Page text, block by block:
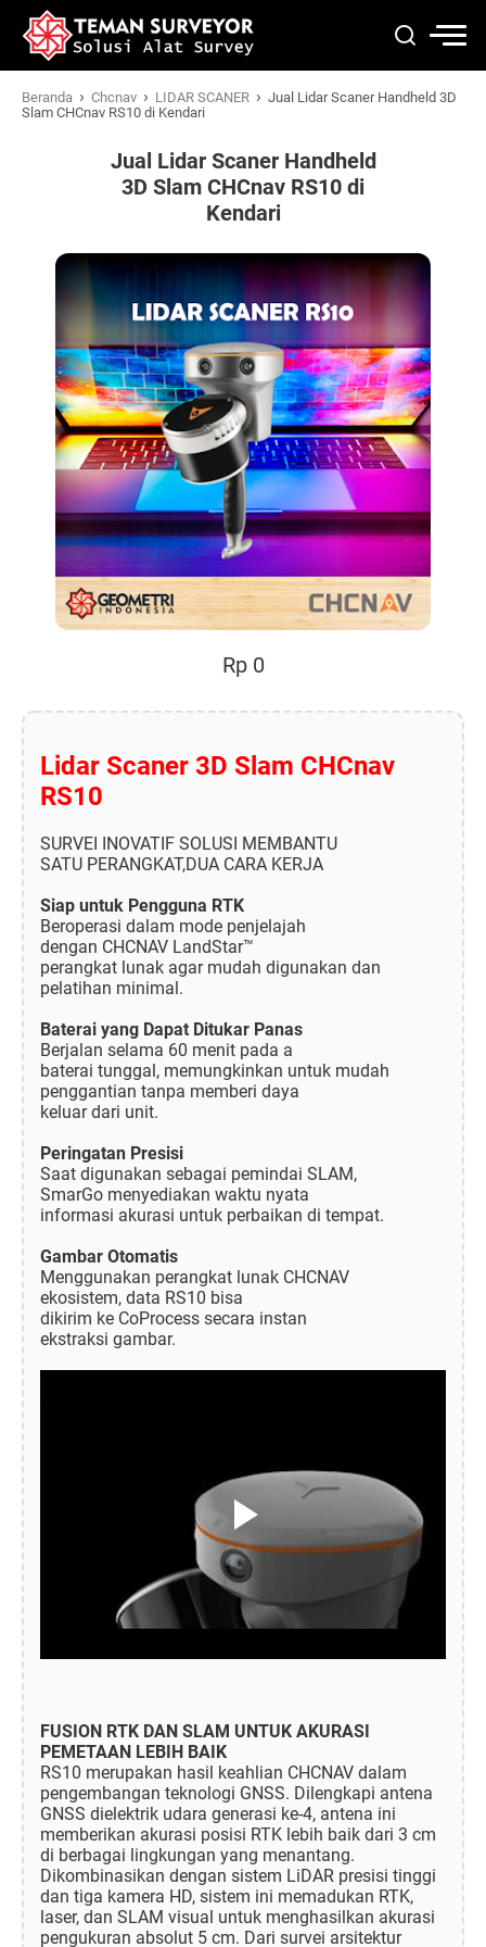
Beranda › Chcnav › LIDAR SCANER › Jual Lidar Scaner Handheld 3D
Slam CHCnav RS10 di Kendari
Jual Lidar Scaner Handheld
3D Slam CHCnav RS10 di
Kendari
Rp 0
Lidar Scaner 3D Slam CHCnav
RS10
SURVEI INOVATIF SOLUSI MEMBANTU
SATU PERANGKAT,DUA CARA KERJA
Siap untuk Pengguna RTK
Beroperasi dalam mode penjelajah
dengan CHCNAV LandStar™
perangkat lunak agar mudah digunakan dan
pelatihan minimal.
Baterai yang Dapat Ditukar Panas
Berjalan selama 60 menit pada a
baterai tunggal, memungkinkan untuk mudah
penggantian tanpa memberi daya
keluar dari unit.
Peringatan Presisi
Saat digunakan sebagai pemindai SLAM,
SmarGo menyediakan waktu nyata
informasi akurasi untuk perbaikan di tempat.
Gambar Otomatis
Menggunakan perangkat lunak CHCNAV
ekosistem, data RS10 bisa
dikirim ke CoProcess secara instan
ekstraksi gambar.
FUSION RTK DAN SLAM UNTUK AKURASI
PEMETAAN LEBIH BAIK
RS10 merupakan hasil keahlian CHCNAV dalam
pengembangan teknologi GNSS. Dilengkapi antena
GNSS dielektrik udara generasi ke-4, antena ini
memberikan akurasi posisi RTK lebih baik dari 3 cm
di berbagai lingkungan yang menantang.
Dikombinasikan dengan sistem LiDAR presisi tinggi
dan tiga kamera HD, sistem ini memadukan RTK,
laser, dan SLAM visual untuk menghasilkan akurasi
pengukuran absolut 5 cm. Dari survei arsitektur